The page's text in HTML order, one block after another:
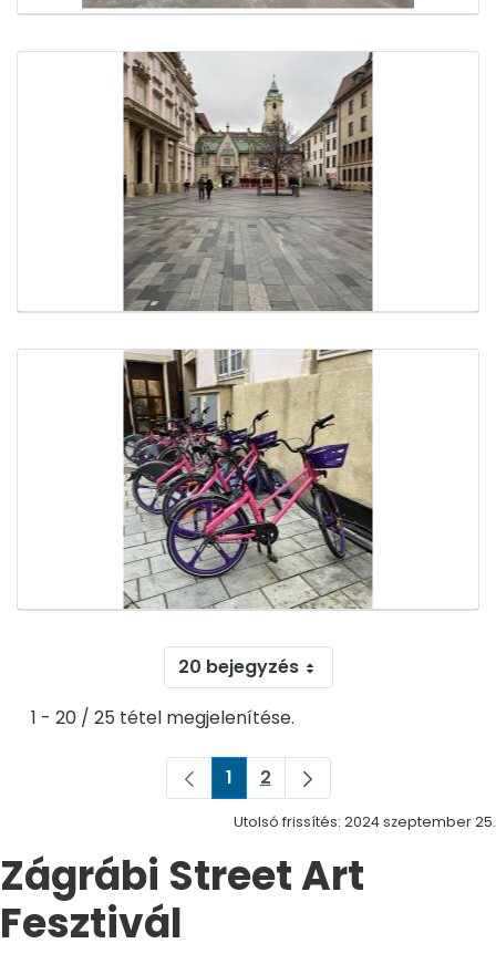
20 bejegyzés
1 - 20 / 25 tétel megjelenítése.
Oldal
1 Oldal
2
Utolsó frissítés: 2024 szeptember 25.
Zágrábi Street Art
Fesztivál